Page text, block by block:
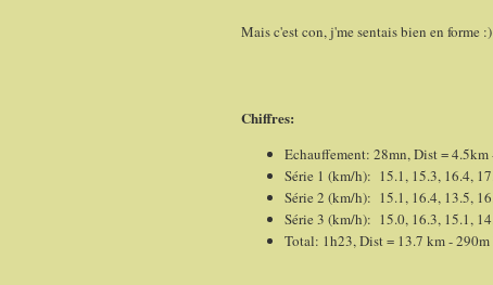
Mais c'est con, j'me sentais bien en forme :)
Chiffres:
Echauffement: 28mn, Dist =
Série 1 (km/h): 15.1, 15.3, 16.4,
Série 2 (km/h): 15.1, 16.4, 13.5,
Série 3 (km/h): 15.0, 16.3, 15.1,
Total: 1h23, Dist = 13.7 km - 290m